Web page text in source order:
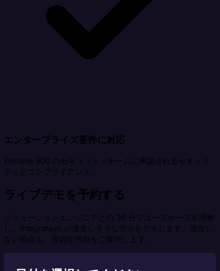
エンタープライズ要件に対応
Fortune 500 のセキュリティチームに承認されるセキュリ
ティとコンプライアンス。
ライブデモを予約する
ソリューションエンジニアとの 30 分でユースケースを理解
し、Integrate.io が適合しそうな部分をデモします。適合し
ない場合も、適切な方向をご案内します。